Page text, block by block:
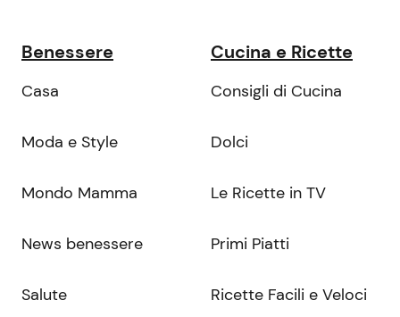
Benessere
Casa
Moda e Style
Mondo Mamma
News benessere
Salute
Cucina e Ricette
Consigli di Cucina
Dolci
Le Ricette in TV
Primi Piatti
Ricette Facili e Veloci